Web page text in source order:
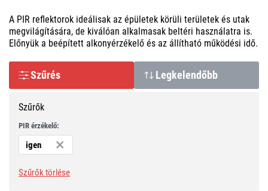
A PIR reflektorok ideálisak az épületek körüli területek és utak
megvilágítására, de kiválóan alkalmasak beltéri használatra is.
Előnyük a beépített alkonyérzékelő és az állítható működési idő.
Szűrés Legkelendőbb
Szűrők
PIR érzékelő:
igen
Szűrők törlése